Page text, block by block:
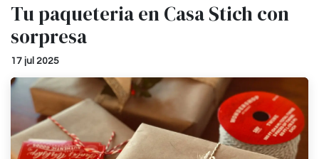
Tu paqueteria en Casa Stich con
sorpresa
17 jul 2025